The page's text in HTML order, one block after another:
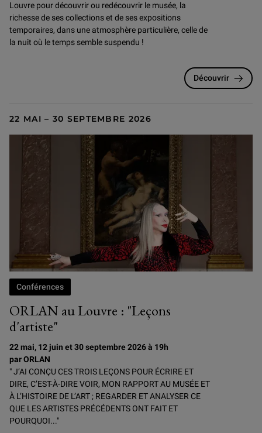
Louvre pourdécouvrir ou redécouvrir le musée, la
richesse de ses collections et de ses expositions
temporaires, dans une atmosphère particulière, celle de
la nuit où le temps semble suspendu !
Découvrir
22 MAI – 30 SEPTEMBRE 2026
ORLAN au Louvre : "Leçons
d'artiste"
Conférences
22 mai, 12 juin et 30 septembre 2026 à 19h
par ORLAN
" J’AI CONÇU CES TROIS LEÇONS POUR ÉCRIRE ET
DIRE, C’EST-À-DIRE VOIR, MON RAPPORT AU MUSÉE ET
À L’HISTOIRE DE L’ART ; REGARDER ET ANALYSER CE
QUE LES ARTISTES PRÉCÉDENTS ONT FAIT ET
POURQUOI..."